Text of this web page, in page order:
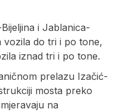
i Jablanica-
vozila do tri i po tone,
iznad tri i po tone.
prelazu Izačić-
mosta preko
na